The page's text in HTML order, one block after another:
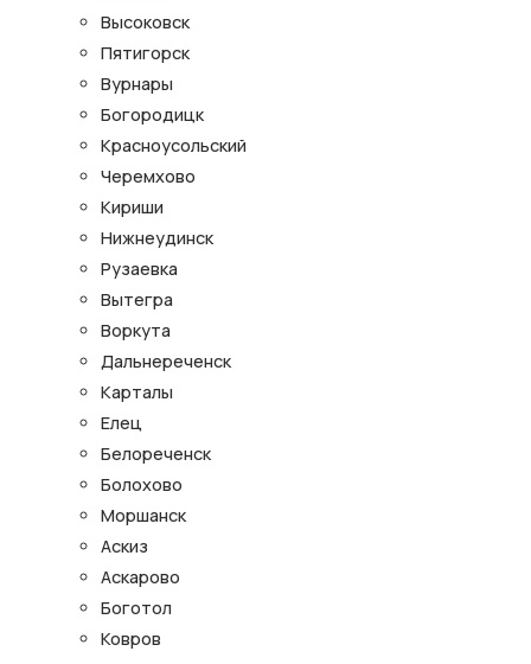
Высоковск
Пятигорск
Вурнары
Богородицк
Красноусольский
Черемхово
Кириши
Нижнеудинск
Рузаевка
Вытегра
Воркута
Дальнереченск
Карталы
Елец
Белореченск
Болохово
Моршанск
Аскиз
Аскарово
Боготол
Ковров